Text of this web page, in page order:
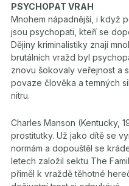
PSYCHOPAT VRAH
Mnohem nápadnější, i když
jsou psychopati, kteří se
Dějiny kriminalistiky znají
brutálních vražd byl
znovu šokovaly veřejnost a
povaze člověka a temných
nitru.
Charles Manson (Kentucky,
prostitutky. Už jako dítě se
normám a dopouštěl se
letech založil sektu The
přiměl k vraždě těhotné